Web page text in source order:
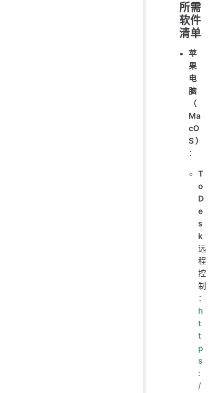
所需
软件
清单
苹
果
电
脑
（
Ma
cO
S）
：
T
o
D
e
s
k
远
程
控
制
：
h
t
t
p
s
:
/